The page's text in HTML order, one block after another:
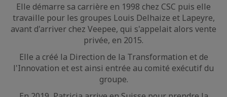
Elle démarre sa carrière en 1998 chez CSC puis elle
travaille pour les groupes Louis Delhaize et Lapeyre,
avant d'arriver chez Veepee, qui s'appelait alors vente
privée, en 2015.
Elle a créé la Direction de la Transformation et de
l'Innovation et est ainsi entrée au comité exécutif du
groupe.